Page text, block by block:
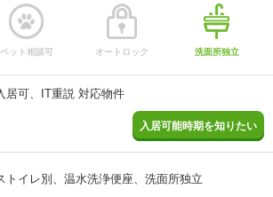
ペット相談可 オートロック 洗面所独立
居可、IT重説 対応物件
入居可能時期を知りたい
トイレ別、温水洗浄便座、洗面所独立